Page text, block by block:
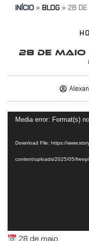
INÍCIO » BLOG » 28 DE
28 DE MAIO
Video
Media error: Format(s)
Download File: https://
content/uploads/2025/05/
28 de maio